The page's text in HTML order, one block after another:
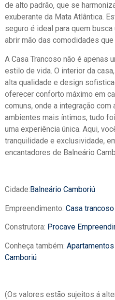
de alto padrão, que se
exuberante da Mata Atlântica.
seguro é ideal para quem
abrir mão das comodidades
A Casa Trancoso não é apenas
estilo de vida. O interior da
alta qualidade e design
oferecer conforto máximo em
comuns, onde a integração com
ambientes mais íntimos, tudo
uma experiência única. Aqui,
tranquilidade e exclusividade,
encantadores de Balneário
Cidade: Balneário Camboriú
Empreendimento: Casa trancoso
Construtora: Procave
Conheça também:
Camboriú
(Os valores estão sujeitos á